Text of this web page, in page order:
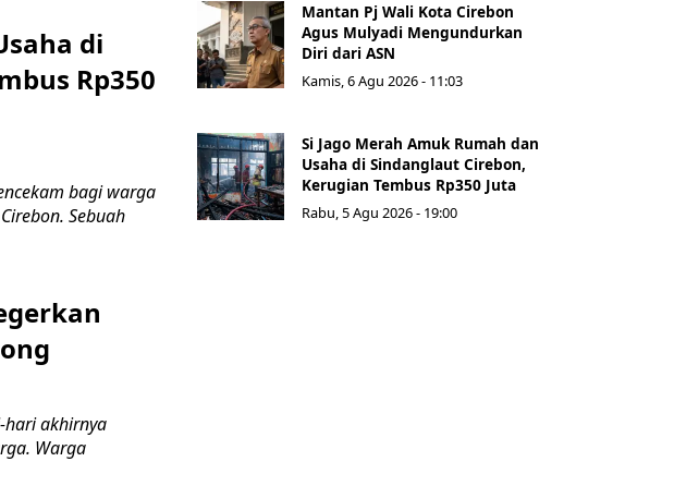
di
Rp350
bagi warga
Sebuah
hari akhirnya
Warga
Mantan Pj Wali Kota Cirebon
Agus Mulyadi Mengundurkan
Diri dari ASN
Kamis, 6 Agu 2026 - 11:03
Si Jago Merah Amuk Rumah dan
Usaha di Sindanglaut Cirebon,
Kerugian Tembus Rp350 Juta
Rabu, 5 Agu 2026 - 19:00